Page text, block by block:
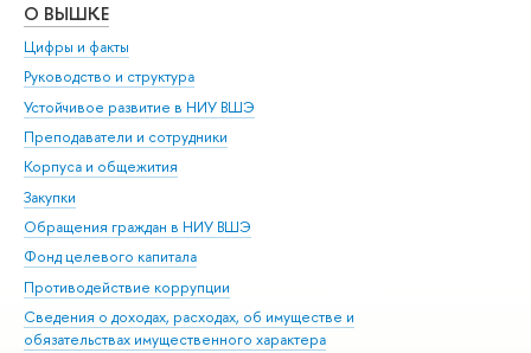
О ВЫШКЕ
Цифры и факты
Руководство и структура
Устойчивое развитие в НИУ ВШЭ
Преподаватели и сотрудники
Корпуса и общежития
Закупки
Обращения граждан в НИУ ВШЭ
Фонд целевого капитала
Противодействие коррупции
Сведения о доходах, расходах, об имуществе и
обязательствах имущественного характера